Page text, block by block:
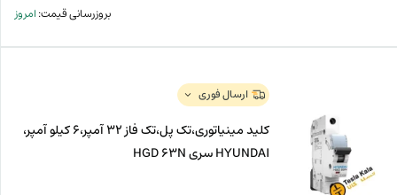
بروزرسانی قیمت:امروز
ارسال فوری
کلید مینیاتوری،تک پل،تک فاز 32 آمپر،6 کیلو آمپر،
HYUNDAI سری HGD 63N